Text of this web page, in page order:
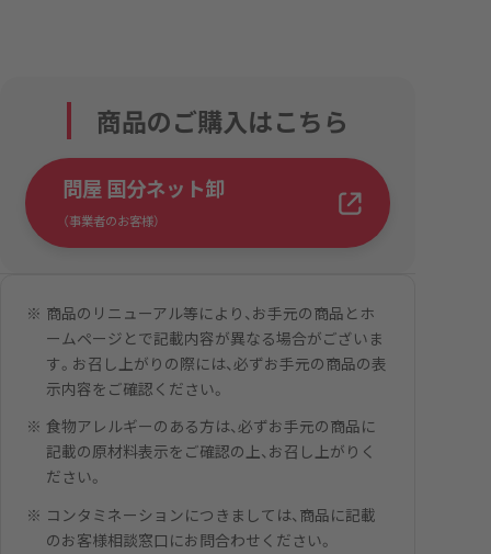
商品のご購入はこちら
問屋 国分ネット卸
（事業者のお客様）
商品のリニューアル等により、お手元の商品とホ
ームページとで記載内容が異なる場合がございま
す。お召し上がりの際には、必ずお手元の商品の表
示内容をご確認ください。
食物アレルギーのある方は、必ずお手元の商品に
記載の原材料表示をご確認の上、お召し上がりく
ださい。
コンタミネーションにつきましては、商品に記載
のお客様相談窓口にお問合わせください。